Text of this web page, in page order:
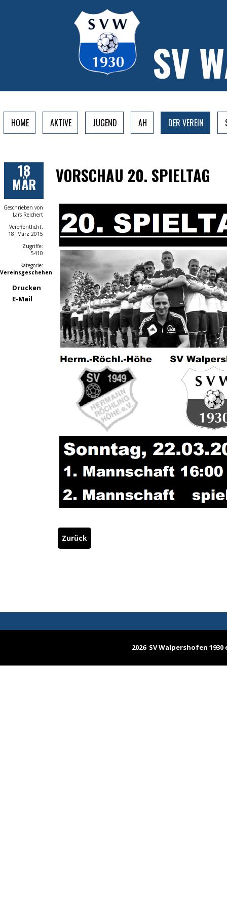
SV
HOME AKTIVE JUGEND AH DER VEREIN
18
MÄR
Geschrieben von
Lars Reichert
Veröffentlicht:
18. März 2015
Zugriffe:
5410
Kategorie:
Vereinsgeschehen
Drucken
E-Mail
VORSCHAU 20. SPIELTAG
Zurück
2026 SV Walpershofen